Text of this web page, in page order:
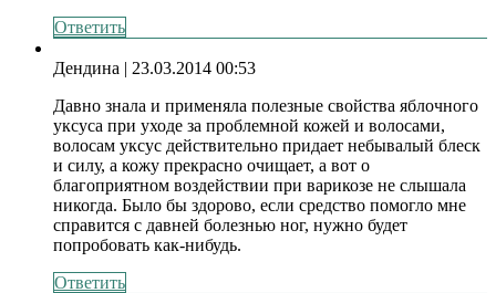
Ответить
Дендина | 23.03.2014 00:53
Давно знала и применяла полезные свойства яблочного
уксуса при уходе за проблемной кожей и волосами,
волосам уксус действительно придает небывалый блеск
и силу, а кожу прекрасно очищает, а вот о
благоприятном воздействии при варикозе не слышала
никогда. Было бы здорово, если средство помогло мне
справится с давней болезнью ног, нужно будет
попробовать как-нибудь.
Ответить